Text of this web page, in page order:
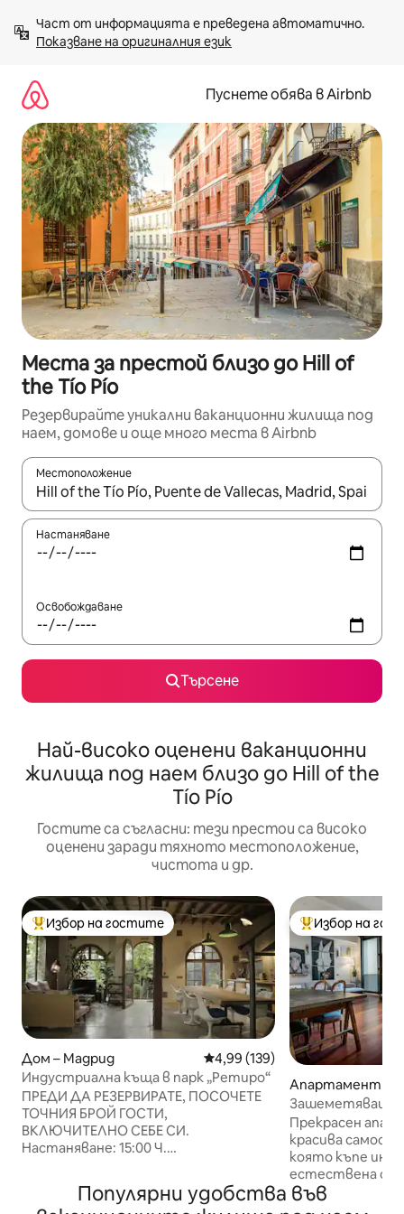
към
съдържанието
Показване на оригиналния език
Пуснете обява в Airbnb
Места за престой близо до Hill of
the Tío Pío
Резервирайте уникални ваканционни жилища под
наем, домове и още много места в Airbnb
Местоположение
Когато резултатите се покажат, използвайте
Настаняване
Освобождаване
Търсене
Най-високо оценени ваканционни
жилища под наем близо до Hill of the
Tío Pío
Гостите са съгласни: тези престои са високо
оценени заради тяхното местоположение,
чистота и др.
Най-популярен избор на гостите
Избор на гостите
Дом – Мадрид Средна оценка: 4,99 от 5,
4,99 (139)
Индустриална къща в парк „Ретиро“
ПРЕДИ ДА РЕЗЕРВИРАТЕ, ПОСОЧЕТЕ
ТОЧНИЯ БРОЙ ГОСТИ,
ВКЛЮЧИТЕЛНО СЕБЕ СИ.
Настаняване: 15:00 Ч.
ЗАБРАНЕНИ СА ПАРТИТА. НАПЪЛНО
ЗАБРАНЕНИ ФОТОСЕСИИ,
Най-популярен
Избор на
Апартамент –
Зашеметяващ
центъра на
самостоятелна
Прекрасен
красива
която къпе
естествена
зашеметяващ
оборудван с
Популярни удобства във